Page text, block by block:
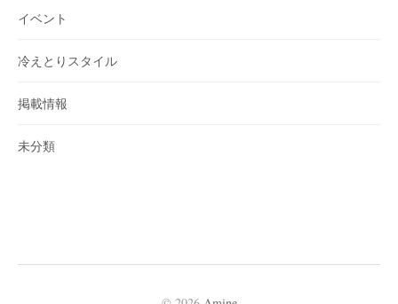
イベント
冷えとりスタイル
掲載情報
未分類